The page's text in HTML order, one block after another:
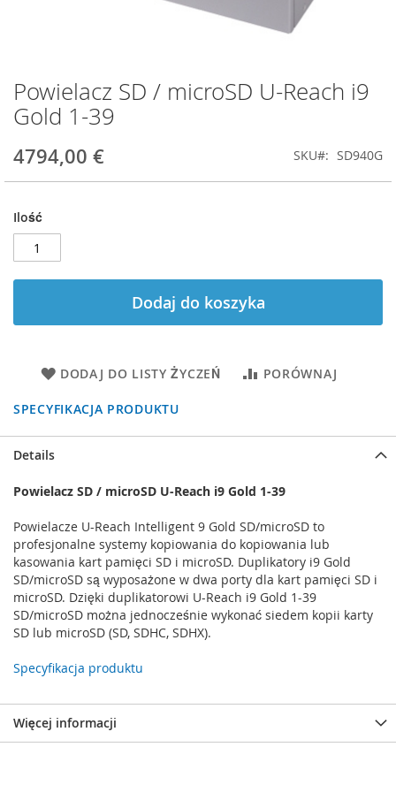
Powielacz SD / microSD U-Reach i9
Gold 1-39
4794,00 € SKU SD940G
Ilość
Dodaj do koszyka
DODAJ DO LISTY ŻYCZEŃ PORÓWNAJ
SPECYFIKACJA PRODUKTU
Przejdź
na
początek
Details
Powielacz SD / microSD U-Reach i9 Gold 1-39
Powielacze U-Reach Intelligent 9 Gold SD/microSD to
profesjonalne systemy kopiowania do kopiowania lub
kasowania kart pamięci SD i microSD. Duplikatory i9 Gold
SD/microSD są wyposażone w dwa porty dla kart pamięci SD i
microSD. Dzięki duplikatorowi U-Reach i9 Gold 1-39
SD/microSD można jednocześnie wykonać siedem kopii karty
SD lub microSD (SD, SDHC, SDHX).
Specyfikacja produktu
Więcej informacji